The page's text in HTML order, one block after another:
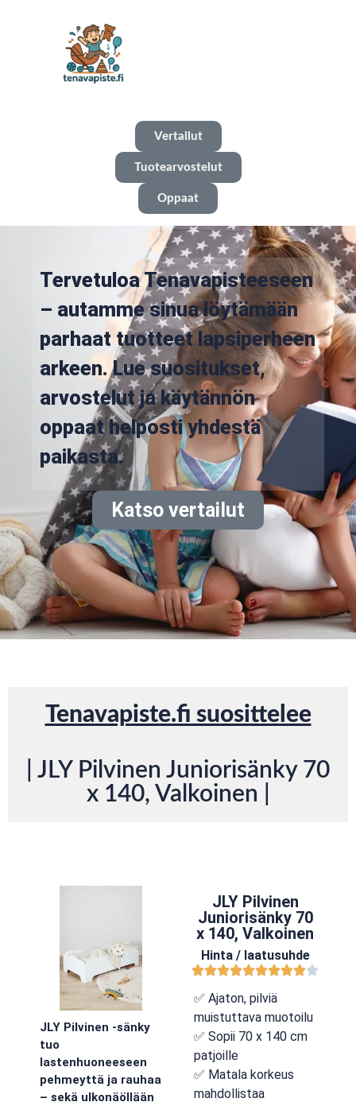
Vertailut
Tuotearvostelut
Oppaat
Tervetuloa Tenavapisteeseen
– autamme sinua löytämään
parhaat tuotteet lapsiperheen
arkeen. Lue suositukset,
arvostelut ja käytännön
oppaat helposti yhdestä
paikasta.
Katso vertailut
Tenavapiste.fi suosittelee
| JLY Pilvinen Juniorisänky 70
x 140, Valkoinen |
JLY Pilvinen -sänky
tuo
lastenhuoneeseen
pehmeyttä ja rauhaa
– sekä ulkonäöllään
JLY Pilvinen
Juniorisänky 70
x 140, Valkoinen
Hinta / laatusuhde
✅ Ajaton, pilviä
muistuttava muotoilu
✅ Sopii 70 x 140 cm
patjoille
✅ Matala korkeus
mahdollistaa